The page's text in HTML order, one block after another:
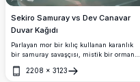
Sekiro Samuray vs Dev Canavar
Duvar Kağıdı
Parlayan mor bir kılıç kullanan karanlık
bir samuray savaşçısı, mistik bir ormanda
devasa, canavarca beyaz kürkü bir
yaratığa karşı atlar. Dramatik aydınlatma
2208 × 3123
Aç